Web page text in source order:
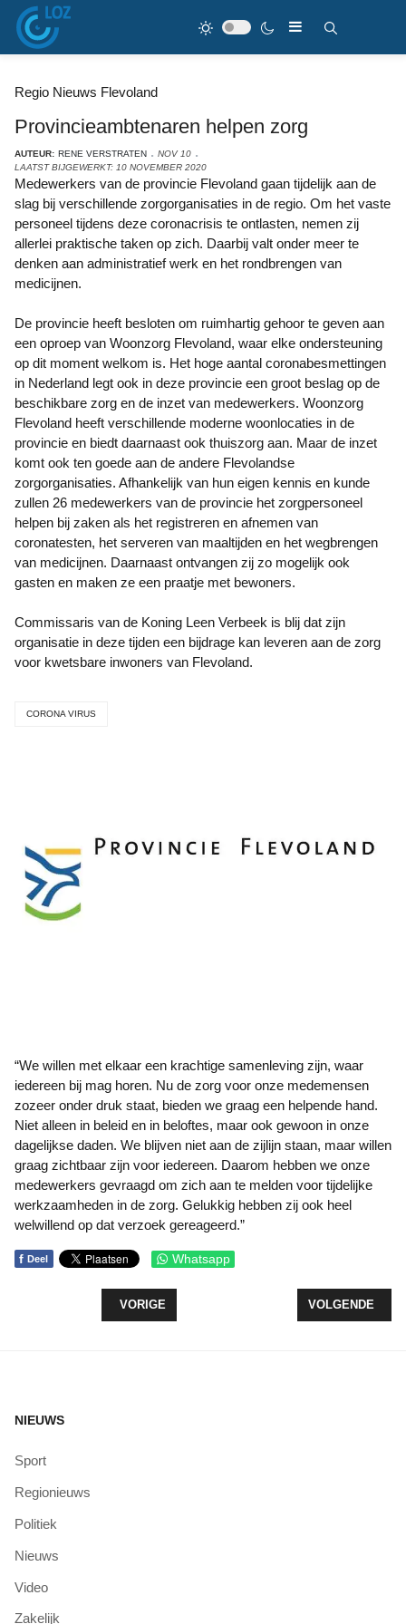
Regio Nieuws Flevoland
Provincieambtenaren helpen zorg
AUTEUR: RENE VERSTRATEN
NOV 10
LAATST BIJGEWERKT: 10 NOVEMBER 2020
Medewerkers van de provincie Flevoland gaan tijdelijk aan de
slag bij verschillende zorgorganisaties in de regio. Om het vaste
personeel tijdens deze coronacrisis te ontlasten, nemen zij
allerlei praktische taken op zich. Daarbij valt onder meer te
denken aan administratief werk en het rondbrengen van
medicijnen.
De provincie heeft besloten om ruimhartig gehoor te geven aan
een oproep van Woonzorg Flevoland, waar elke ondersteuning
op dit moment welkom is. Het hoge aantal coronabesmettingen
in Nederland legt ook in deze provincie een groot beslag op de
beschikbare zorg en de inzet van medewerkers. Woonzorg
Flevoland heeft verschillende moderne woonlocaties in de
provincie en biedt daarnaast ook thuiszorg aan. Maar de inzet
komt ook ten goede aan de andere Flevolandse
zorgorganisaties. Afhankelijk van hun eigen kennis en kunde
zullen 26 medewerkers van de provincie het zorgpersoneel
helpen bij zaken als het registreren en afnemen van
coronatesten, het serveren van maaltijden en het wegbrengen
van medicijnen. Daarnaast ontvangen zij zo mogelijk ook
gasten en maken ze een praatje met bewoners.
Commissaris van de Koning Leen Verbeek is blij dat zijn
organisatie in deze tijden een bijdrage kan leveren aan de zorg
voor kwetsbare inwoners van Flevoland.
CORONA VIRUS
“We willen met elkaar een krachtige samenleving zijn, waar
iedereen bij mag horen. Nu de zorg voor onze medemensen
zozeer onder druk staat, bieden we graag een helpende hand.
Niet alleen in beleid en in beloftes, maar ook gewoon in onze
dagelijkse daden. We blijven niet aan de zijlijn staan, maar willen
graag zichtbaar zijn voor iedereen. Daarom hebben we onze
medewerkers gevraagd om zich aan te melden voor tijdelijke
werkzaamheden in de zorg. Gelukkig hebben zij ook heel
welwillend op dat verzoek gereageerd.”
f Deel Whatsapp
VORIG ARTIKEL: ZORGVRIJWILLIGERS M/V
VORIGE VOLGENDE
VOLGENDE
NIEUWS
Sport
Regionieuws
Politiek
Nieuws
Video
Zakelijk